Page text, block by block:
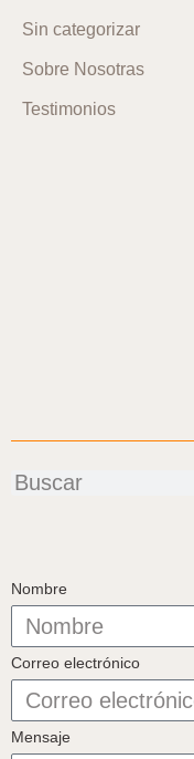
Sin categorizar
Sobre Nosotras
Testimonios
Buscar
Nombre
Correo electrónico
Mensaje